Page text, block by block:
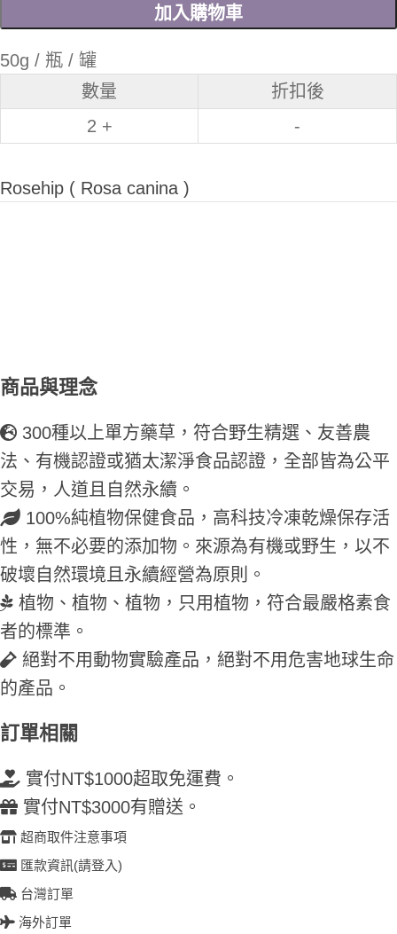
加入購物車
50g / 瓶 / 罐
數量
折扣後
2 +
-
Rosehip ( Rosa canina )
商品與理念
300種以上單方藥草，符合野生精選、友善農
法、有機認證或猶太潔淨食品認證，全部皆為公平
交易，人道且自然永續。
100%純植物保健食品，高科技冷凍乾燥保存活
性，無不必要的添加物。來源為有機或野生，以不
破壞自然環境且永續經營為原則。
植物、植物、植物，只用植物，符合最嚴格素食
者的標準。
絕對不用動物實驗產品，絕對不用危害地球生命
的產品。
訂單相關
實付NT$1000超取免運費。
實付NT$3000有贈送。
超商取件注意事項
匯款資訊(請登入)
台灣訂單
海外訂單